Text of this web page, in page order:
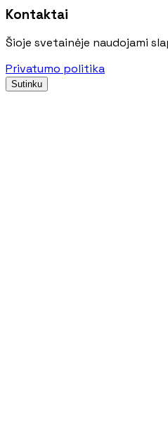
Kontaktai
Šioje svetainėje naudojami
Privatumo politika
Sutinku